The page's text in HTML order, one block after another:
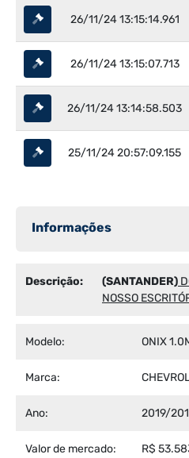
26/11/24 13:15:14.961
26/11/24 13:15:07.713
26/11/24 13:14:58.503
25/11/24 20:57:09.155
Informações
Descrição: (SANTANDER)
NOSSO
Modelo: ONIX
Marca:
Ano: 2019/
Valor de mercado: R$